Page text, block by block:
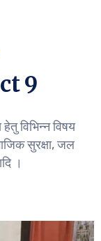
9
विभिन्न विषय
सुरक्षा, जल
।